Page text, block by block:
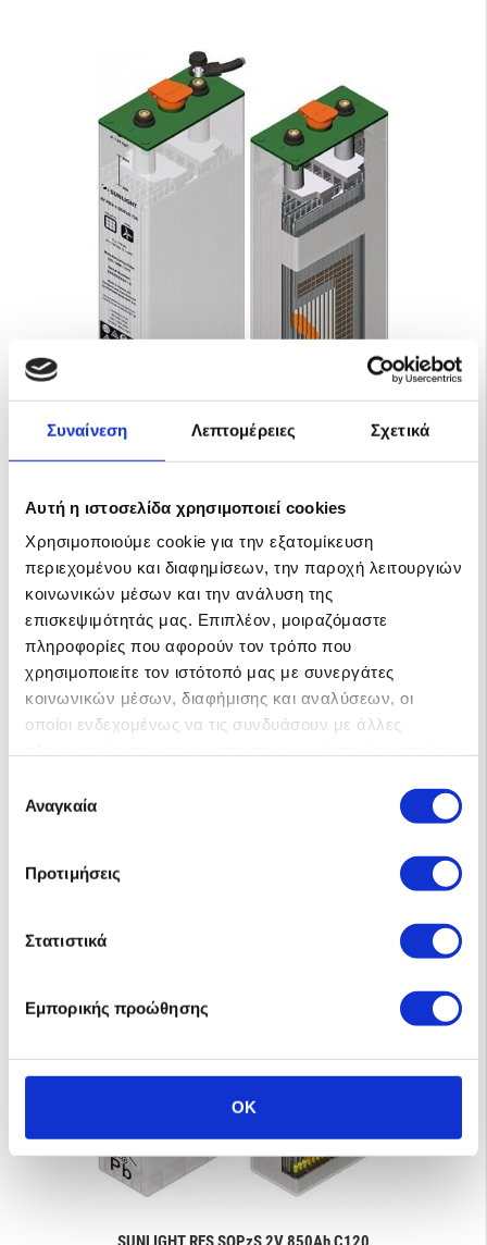
Συναίνεση Λεπτομέρειες Σχετικά
Αυτή η ιστοσελίδα χρησιμοποιεί cookies
Χρησιμοποιούμε cookie για την εξατομίκευση
περιεχομένου και διαφημίσεων, την παροχή λειτουργιών
κοινωνικών μέσων και την ανάλυση της
επισκεψιμότητάς μας. Επιπλέον, μοιραζόμαστε
πληροφορίες που αφορούν τον τρόπο που
χρησιμοποιείτε τον ιστότοπό μας με συνεργάτες
κοινωνικών μέσων, διαφήμισης και αναλύσεων, οι
οποίοι ενδεχομένως να τις συνδυάσουν με άλλες
των υπηρεσιών τους.
συγκατάθεσης
Αναγκαία
Προτιμήσεις
Στατιστικά
Εμπορικής προώθησης
OK
SUNLIGHT RES SOPzS 2V 720Ah C120
Η μπαταρία SUNLIGHT RES SOPzS 2V 720Ah C120 βαθιάς
εκφόρτισης (deep cycle) είναι …
170.00€
ΤΙΜΗ ΜΕ ΦΠΑ 24%
210.80€
ΑΓΟΡΑ